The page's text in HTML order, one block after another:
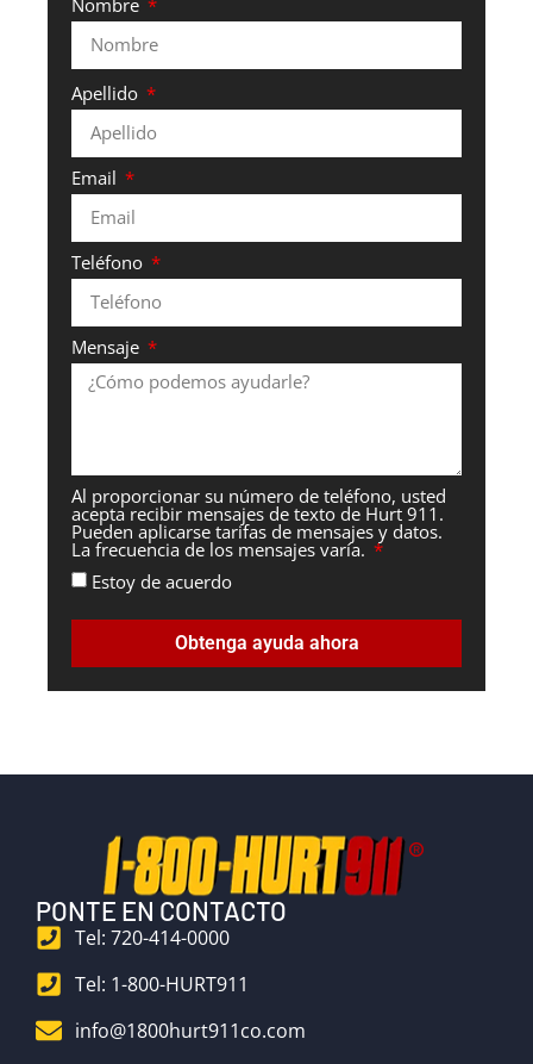
Apellido
Email
Teléfono
Mensaje
Al proporcionar su número de teléfono, usted
acepta recibir mensajes de texto de Hurt 911.
Pueden aplicarse tarifas de mensajes y datos.
La frecuencia de los mensajes varía.
Estoy de acuerdo
Obtenga ayuda ahora
PONTE EN CONTACTO
Tel: 720-414-0000
Tel: 1-800-HURT911
info@1800hurt911co.com